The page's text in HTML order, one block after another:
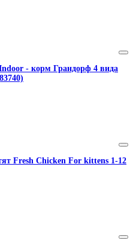
- корм Грандорф 4 вида
Fresh Chicken For kittens 1-12